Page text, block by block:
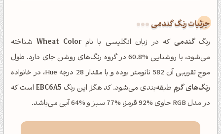
جزئیات رنگ گندمی
رنگگندمی که در زبان انگلیسی با نامWheat Colorشناخته
می‌شود، با روشنایی %60.8 در گروه رنگ‌های روشن جای دارد. طول
موج تقریبی آن 582 نانومتر بوده و با مقدار 28 درجه Hue، در خانواده
رنگ‌های گرمطبقه‌بندی می‌شود. کد هگز این رنگ EBC6A5 است که
در مدل RGB حاوی %92 قرمز، %77 سبز و %64 آبی می‌باشد.